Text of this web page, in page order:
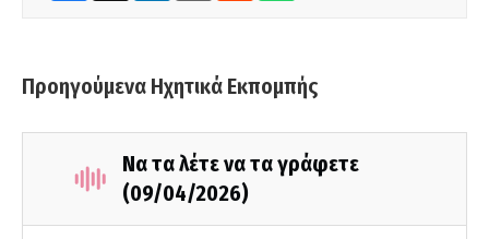
Προηγούμενα Ηχητικά Εκπομπής
Να τα λέτε να τα γράφετε
(09/04/2026)